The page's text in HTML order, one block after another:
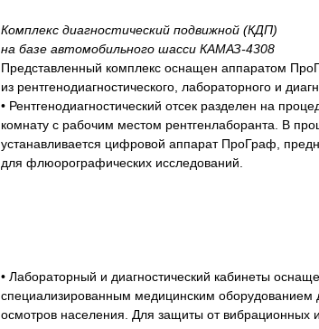
Комплекс диагностический подвижной (КДП)
на базе автомобильного шасси КАМАЗ-4308
Представленный комплекс оснащен аппаратом
из рентгенодиагностического, лабораторного и
• Рентгенодиагностический отсек разделен на
комнату с рабочим местом рентгенлаборанта. В
устанавливается цифровой аппарат ПроГраф,
для флюорографических исследований.
• Лабораторный и диагностический кабинеты
специализированным медицинским оборудованием
осмотров населения. Для защиты от вибрационных и